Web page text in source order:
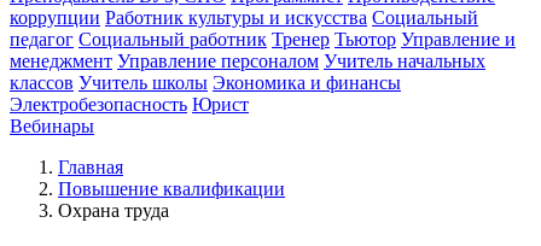
коррупции Работник культуры и искусства Социальный
педагог Социальный работник Тренер Тьютор Управление и
менеджмент Управление персоналом Учитель начальных
классов Учитель школы Экономика и финансы
Электробезопасность Юрист
Вебинары
Главная
Повышение квалификации
Охрана труда